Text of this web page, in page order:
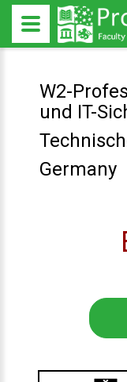
W2-
und IT-
Germany